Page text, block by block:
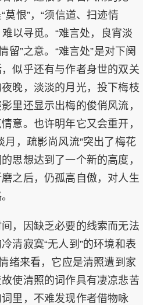
恨”，“须信道、扫迹情
以寻觅。“难言处，良宵淡
留”之意。“难言处”是对下阕
似乎还有与作者身世的双关
晚，淡淡的月光，投下梅枝
里还显示出梅的俊俏风流，
意。也许明年它又会重开，
月，疏影尚风流”突出了梅花
思想达到了一个新的高度，
之后，仍孤高自傲，对人生
因缺乏必要的线索而无法
清寂寞“无人到”的环境和表
绪来看，它应是清照遭到家
使清照的词作具有凄凉悲苦
里，不难发现作者借物咏